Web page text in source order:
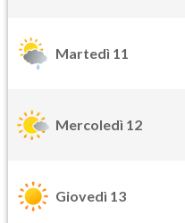
Martedì 11
Mercoledì 12
Giovedì 13